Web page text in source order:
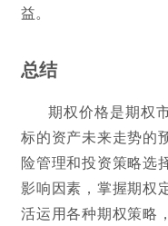
益。
总结
期权价格是期权
标的资产未来走势的
险管理和投资策略选
影响因素，掌握期权
活运用各种期权策略